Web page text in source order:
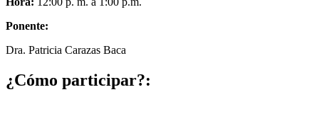
Ponente:
Dra. Patricia Carazas Baca
¿Cómo participar?: